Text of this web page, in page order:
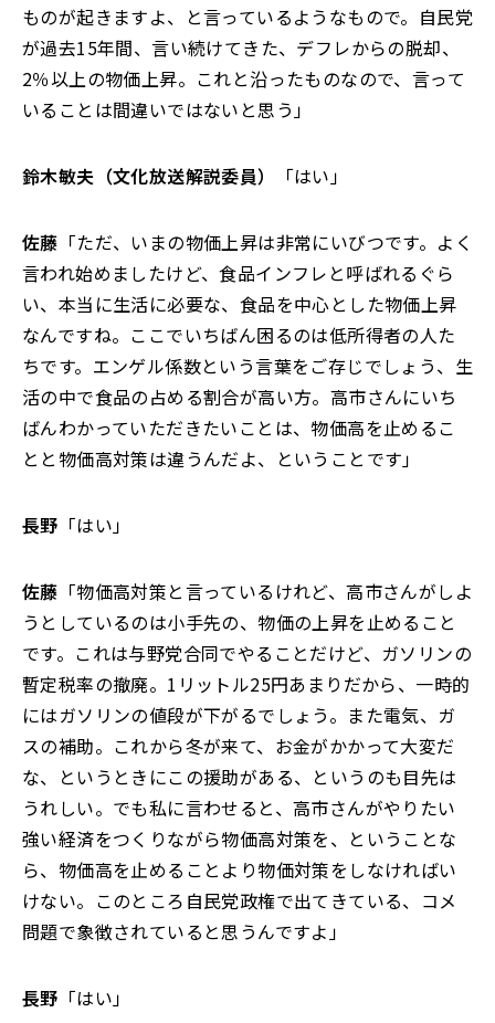
ものが起きますよ、と言っているようなもので。自民党
が過去15年間、言い続けてきた、デフレからの脱却、
2％以上の物価上昇。これと沿ったものなので、言って
いることは間違いではないと思う」
鈴木敏夫（文化放送解説委員） 「はい」
佐藤 「ただ、いまの物価上昇は非常にいびつです。よく
言われ始めましたけど、食品インフレと呼ばれるぐら
い、本当に生活に必要な、食品を中心とした物価上昇
なんですね。ここでいちばん困るのは低所得者の人た
ちです。エンゲル係数という言葉をご存じでしょう、生
活の中で食品の占める割合が高い方。高市さんにいち
ばんわかっていただきたいことは、物価高を止めるこ
とと物価高対策は違うんだよ、ということです」
長野 「はい」
佐藤 「物価高対策と言っているけれど、高市さんがしよ
うとしているのは小手先の、物価の上昇を止めること
です。これは与野党合同でやることだけど、ガソリンの
暫定税率の撤廃。1リットル25円あまりだから、一時的
にはガソリンの値段が下がるでしょう。また電気、ガ
スの補助。これから冬が来て、お金がかかって大変だ
な、というときにこの援助がある、というのも目先は
うれしい。でも私に言わせると、高市さんがやりたい
強い経済をつくりながら物価高対策を、ということな
ら、物価高を止めることより物価対策をしなければい
けない。このところ自民党政権で出てきている、コメ
問題で象徴されていると思うんですよ」
長野 「はい」